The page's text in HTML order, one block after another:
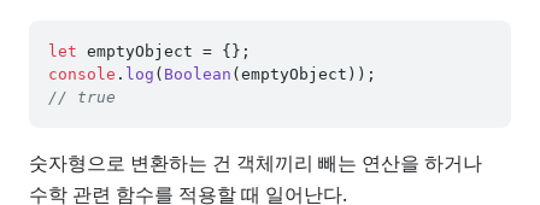
let
console . log ( Boolean
// true
숫자형으로 변환하는 건 객체끼리 빼는 연산을 하거나
수학 관련 함수를 적용할 때 일어난다.